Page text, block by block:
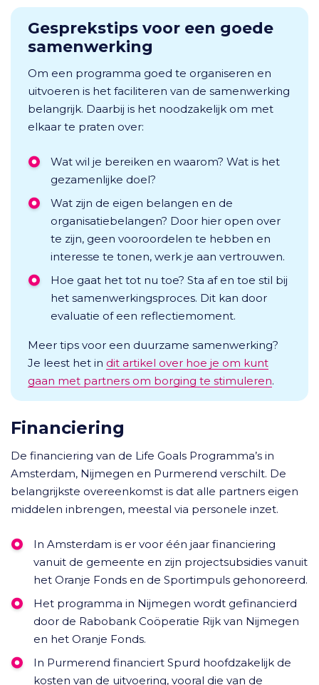
Gesprekstips voor een goede
samenwerking
Om een programma goed te organiseren en
uitvoeren is het faciliteren van de samenwerking
belangrijk. Daarbij is het noodzakelijk om met
elkaar te praten over:
Wat wil je bereiken en waarom? Wat is het
gezamenlijke doel?
Wat zijn de eigen belangen en de
organisatiebelangen? Door hier open over
te zijn, geen vooroordelen te hebben en
interesse te tonen, werk je aan vertrouwen.
Hoe gaat het tot nu toe? Sta af en toe stil bij
het samenwerkingsproces. Dit kan door
evaluatie of een reflectiemoment.
Meer tips voor een duurzame samenwerking?
Je leest het in dit artikel over hoe je om kunt
gaan met partners om borging te stimuleren.
Financiering
De financiering van de Life Goals Programma’s in
Amsterdam, Nijmegen en Purmerend verschilt. De
belangrijkste overeenkomst is dat alle partners eigen
middelen inbrengen, meestal via personele inzet.
In Amsterdam is er voor één jaar financiering
vanuit de gemeente en zijn projectsubsidies vanuit
het Oranje Fonds en de Sportimpuls gehonoreerd.
Het programma in Nijmegen wordt gefinancierd
door de Rabobank Coöperatie Rijk van Nijmegen
en het Oranje Fonds.
In Purmerend financiert Spurd hoofdzakelijk de
kosten van de uitvoering, vooral die van de